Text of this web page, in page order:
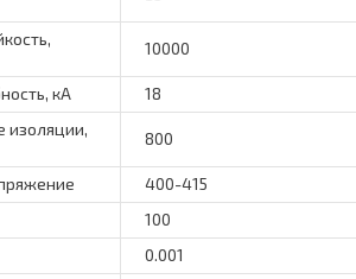
10000
кА
18
изоляции,
800
400-415
100
0.001